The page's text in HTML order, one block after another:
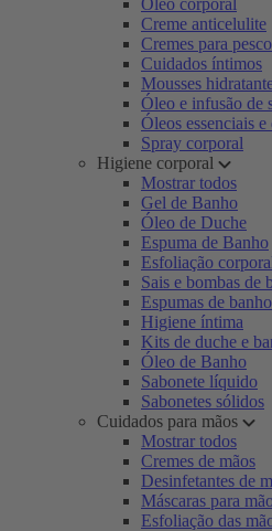
Óleo corporal
Creme anticelulite
Cremes para
Cuidados íntimos
Mousses
Óleo e infusão de
Óleos essenciais e
Spray corporal
Higiene corporal
Mostrar todos
Gel de Banho
Óleo de Duche
Espuma de Banho
Esfoliação
Sais e bombas de
Espumas de banho
Higiene íntima
Kits de duche e
Óleo de Banho
Sabonete líquido
Sabonetes sólidos
Cuidados para mãos
Mostrar todos
Cremes de mãos
Desinfetantes de
Máscaras para
Esfoliação das